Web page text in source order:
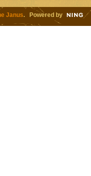
Janus. Powered by